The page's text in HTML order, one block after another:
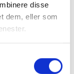
disse
dem, eller som